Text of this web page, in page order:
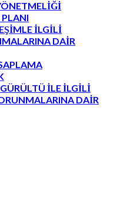
İLGİLİ
DAİR
İLE İLGİLİ
DAİR